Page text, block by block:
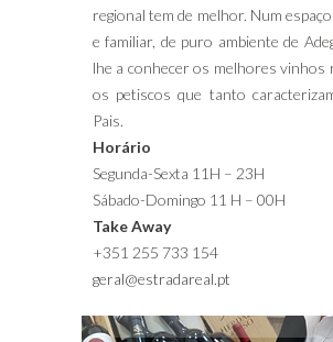
regional tem de melhor. Num
e familiar, de puro ambiente de
lhe a conhecer os melhores vinhos
os petiscos que tanto
Pais.
Horário
Segunda-Sexta 11H – 23H
Sábado-Domingo 11 H – 00H
Take Away
+351 255 733 154
geral@estradareal.pt
Alheira de Mirandela
Rojões à Minhota
Cozido à Portuguesa
Francesinha
Ameijoas à Bolhão
Arroz de Pato
Polvo à Lagareiro
Bacalhau na Brasa